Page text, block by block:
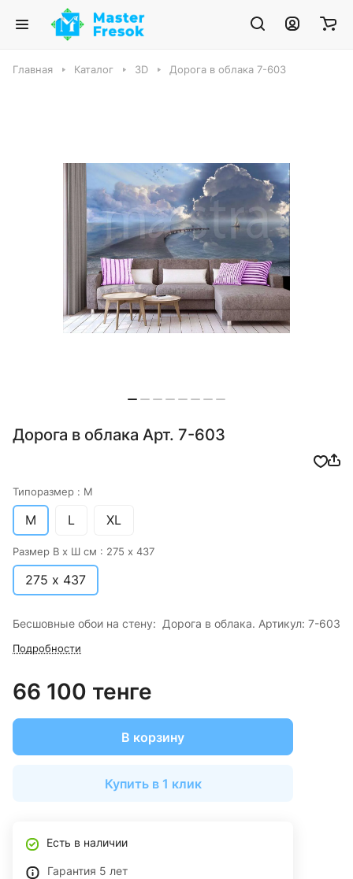
Главная Каталог 3D Дорога в облака 7-603
Дорога в облака Арт. 7-603
Типоразмер : M
M L XL
Размер В х Ш см : 275 х 437
275 х 437
Бесшовные обои на стену: Дорога в облака. Артикул: 7-603
Подробности
66 100 тенге
В корзину
Купить в 1 клик
Есть в наличии
Гарантия 5 лет